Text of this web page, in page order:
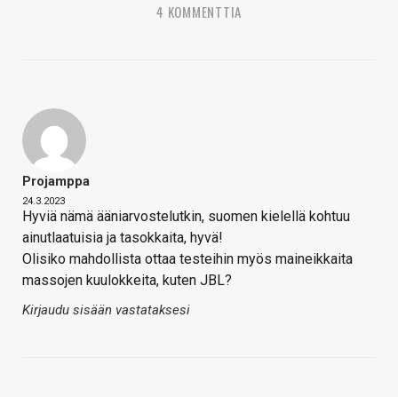
4 KOMMENTTIA
Projamppa
24.3.2023
Hyviä nämä ääniarvostelutkin, suomen kielellä kohtuu
ainutlaatuisia ja tasokkaita, hyvä!
Olisiko mahdollista ottaa testeihin myös maineikkaita
massojen kuulokkeita, kuten JBL?
Kirjaudu sisään vastataksesi